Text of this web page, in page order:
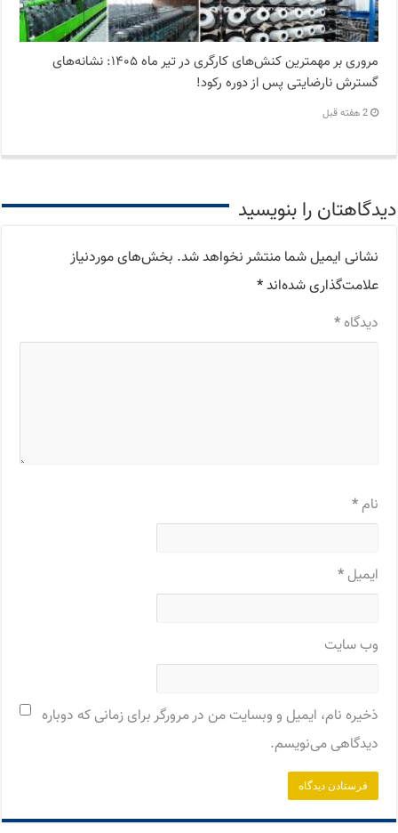
مروری بر مهمترین کنش‌های کارگری در تیر ماه ۱۴۰۵: نشانه‌های
گسترش نارضایتی‌ پس از دوره رکود!
2 هفته قبل
دیدگاهتان را بنویسید
نشانی ایمیل شما منتشر نخواهد شد. بخش‌های موردنیاز
علامت‌گذاری شده‌اند*
دیدگاه*
نام*
ایمیل*
وب‌ سایت
ذخیره نام، ایمیل و وبسایت من در مرورگر برای زمانی که دوباره
دیدگاهی می‌نویسم.